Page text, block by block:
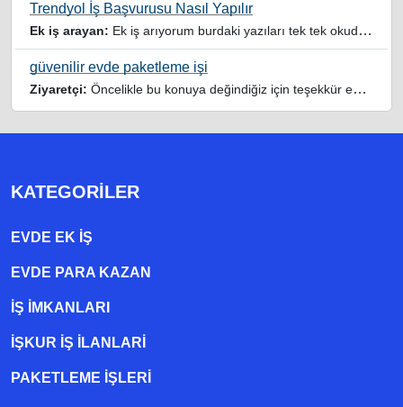
Trendyol İş Başvurusu Nasıl Yapılır
Ek iş arayan: Ek iş arıyorum burdaki yazıları tek tek okudum faydalı iş imkanları var tsk let
güvenilir evde paketleme işi
Ziyaretçi: Öncelikle bu konuya değindiğiz için teşekkür ederim maalesef bu tarzda yazılarla inanıp aldanan ve dolandirilan insanlar oluyor, o yüzden bu sektörlerde işini hakkıyla yapan siteler ve sayfalara itibar edilmeli,üç beş demeden ek gelir ile evine destek olmayan iyi niyetli insanlarında iyi niyetleri suistimal edilmemeli,sayfanızın geniş kitlelere doğru ve gerçek adresten ulaşması temennisiyle kolaylıklar dilerim..
KATEGORILER
EVDE EK IŞ
EVDE PARA KAZAN
İŞ İMKANLARI
İŞKUR İŞ İLANLARI
PAKETLEME IŞLERI